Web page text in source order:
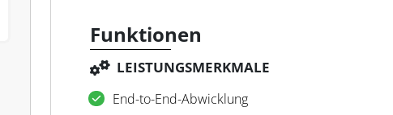
Funktionen
LEISTUNGSMERKMALE
End-to-End-Abwicklung